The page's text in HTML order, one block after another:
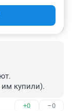
купили).
+0 –0